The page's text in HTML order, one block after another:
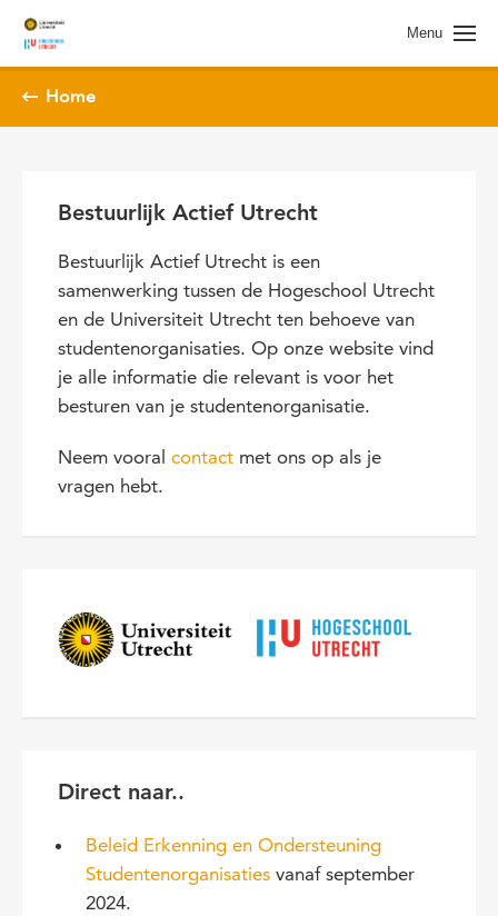
Menu
Home
Bestuurlijk Actief Utrecht
Bestuurlijk Actief Utrecht is een
samenwerking tussen de Hogeschool Utrecht
en de Universiteit Utrecht ten behoeve van
studentenorganisaties. Op onze website vind
je alle informatie die relevant is voor het
besturen van je studentenorganisatie.
Neem vooral contact met ons op als je
vragen hebt.
Direct naar..
Beleid Erkenning en Ondersteuning
Studentenorganisaties vanaf september
2024.